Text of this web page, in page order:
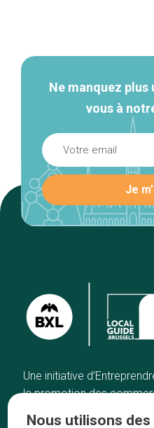
Ne manquez
vous à
Une initiative
la promotion des
Nous utilisons